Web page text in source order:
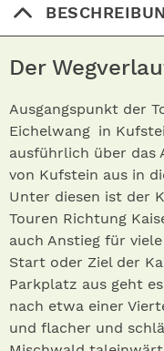
Der
Ausgangspunkt der
Eichelwang in
ausführlich über das
von Kufstein aus in
Unter diesen ist der
Touren Richtung
auch Anstieg für
Start oder Ziel der
Parkplatz aus geht
nach etwa einer
und flacher und